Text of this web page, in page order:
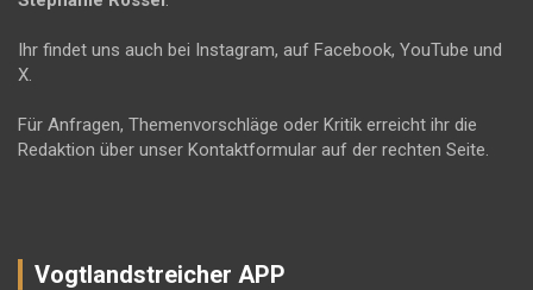
Ihr findet uns auch bei Instagram, auf Facebook, YouTube und
X.
Für Anfragen, Themenvorschläge oder Kritik erreicht ihr die
Redaktion über unser Kontaktformular auf der rechten Seite.
Vogtlandstreicher APP